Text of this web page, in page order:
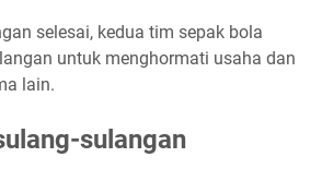
selesai, kedua tim sepak bola
untuk menghormati usaha dan
lain.
sulangan